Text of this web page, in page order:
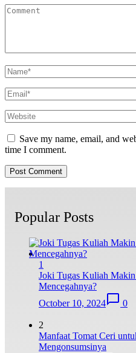
Save my name, email, and
time I comment.
Popular Posts
1
Joki Tugas Kuliah
Mencegahnya?
October 10, 2024
0
2
Manfaat Tomat Ceri
Mengonsumsinya